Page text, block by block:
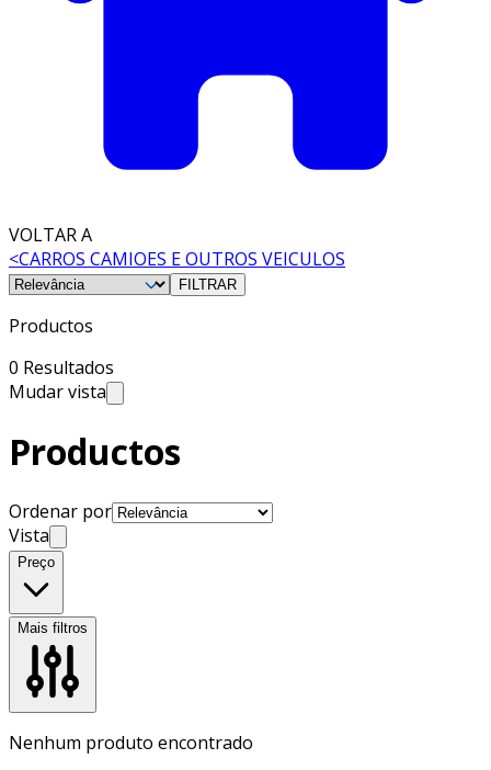
VOLTAR A
<CARROS CAMIOES E OUTROS VEICULOS
FILTRAR
Productos
0 Resultados
Mudar vista
Productos
Ordenar por
Vista
Preço
Mais filtros
Nenhum produto encontrado